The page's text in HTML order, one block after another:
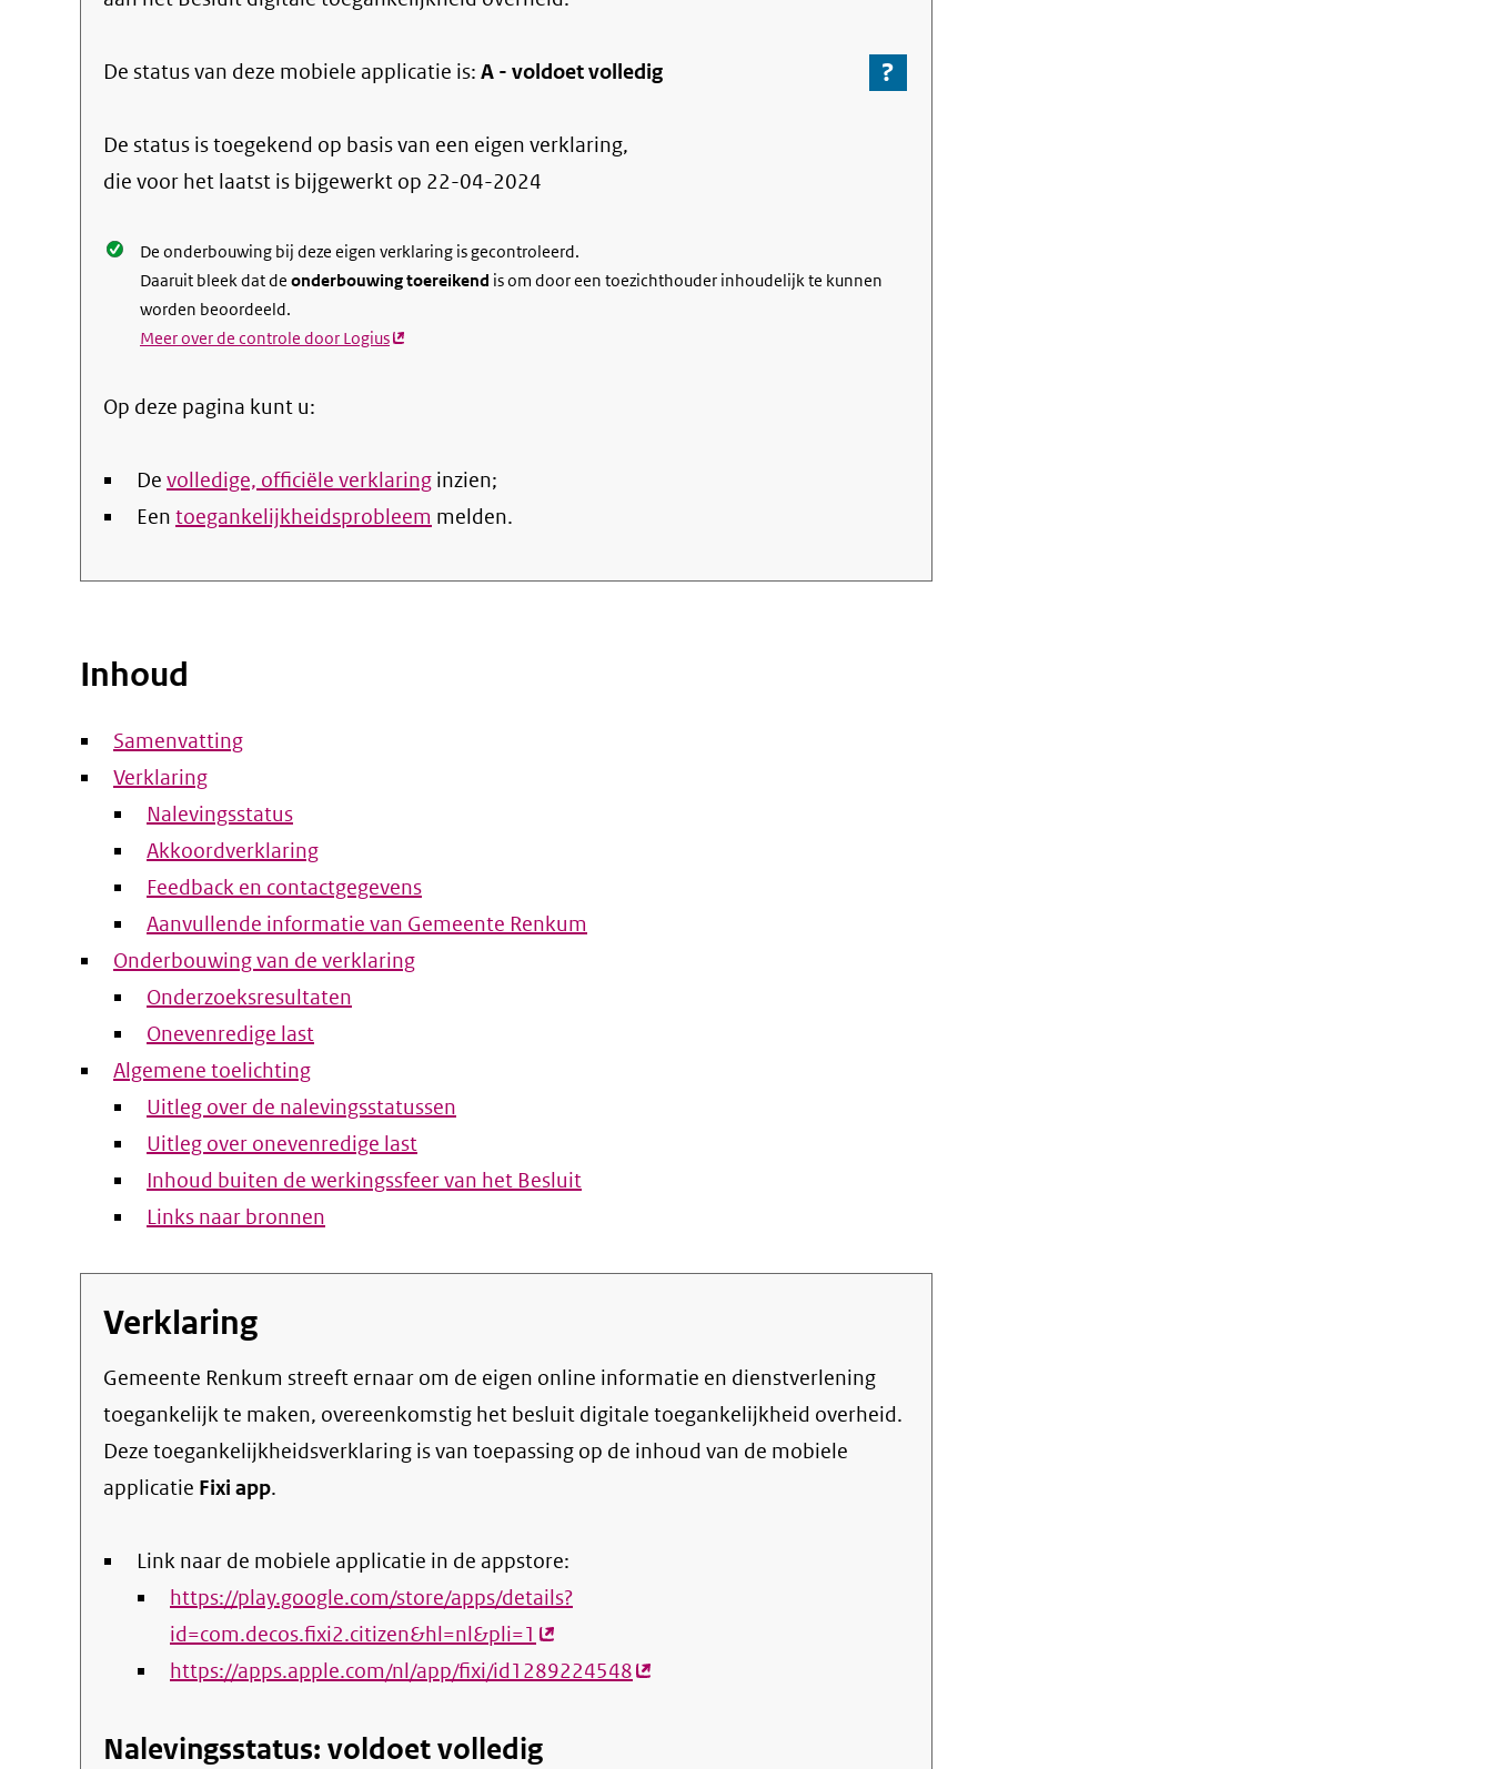
De status van deze mobiele applicatie is: A - voldoet volledig ?
Ga
De status is toegekend op basis van een eigen verklaring,
die voor het laatst is bijgewerkt op 22-04-2024
De onderbouwing bij deze eigen verklaring is gecontroleerd.
Daaruit bleek dat de onderbouwing toereikend is om door een toezichthouder inhoudelijk te kunnen
worden beoordeeld.
Meer over de controle door Logius(externe
Op deze pagina kunt u:
De volledige, officiële verklaring inzien;
Een toegankelijkheidsprobleem melden.
Inhoud
Samenvatting
Verklaring
Nalevingsstatus
Akkoordverklaring
Feedback en contactgegevens
Aanvullende informatie van Gemeente Renkum
Onderbouwing van de verklaring
Onderzoeksresultaten
Onevenredige last
Algemene toelichting
Uitleg over de nalevingsstatussen
Uitleg over onevenredige last
Inhoud buiten de werkingssfeer van het Besluit
Links naar bronnen
Verklaring
Gemeente Renkum streeft ernaar om de eigen online informatie en dienstverlening
toegankelijk te maken, overeenkomstig het besluit digitale toegankelijkheid overheid.
Deze toegankelijkheidsverklaring is van toepassing op de inhoud van de mobiele
applicatie Fixi app.
Link naar de mobiele applicatie in de appstore:
https://play.google.com/store/apps/details?
id=com.decos.fixi2.citizen&hl=nl&pli=1 (externe
link)
https://apps.apple.com/nl/app/fixi/id1289224548(externe
Nalevingsstatus: voldoet volledig